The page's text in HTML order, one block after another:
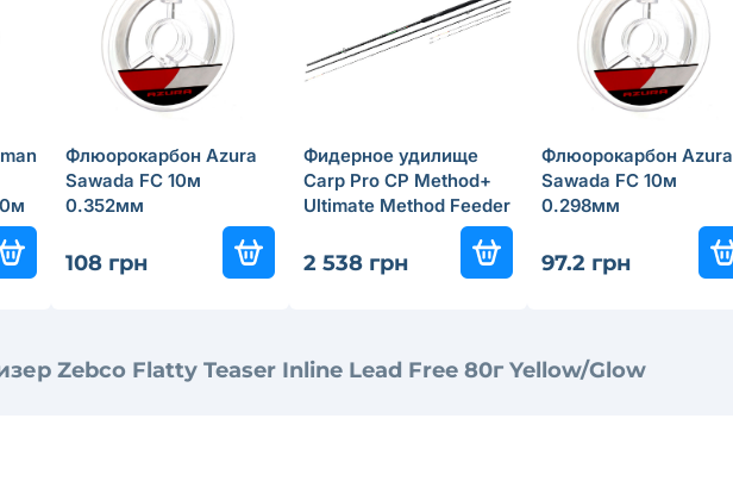
Флюорокарбон Azura
Sawada FC 10м
0.352мм
108 грн
Фидерное удилище
Carp Pro CP Method+
Ultimate Method Feeder
2 538 грн
Флюорокарбон Azura
Sawada FC 10м
0.298мм
97.2 грн
Zebco Flatty Teaser Inline Lead Free 80г Yellow/Glow